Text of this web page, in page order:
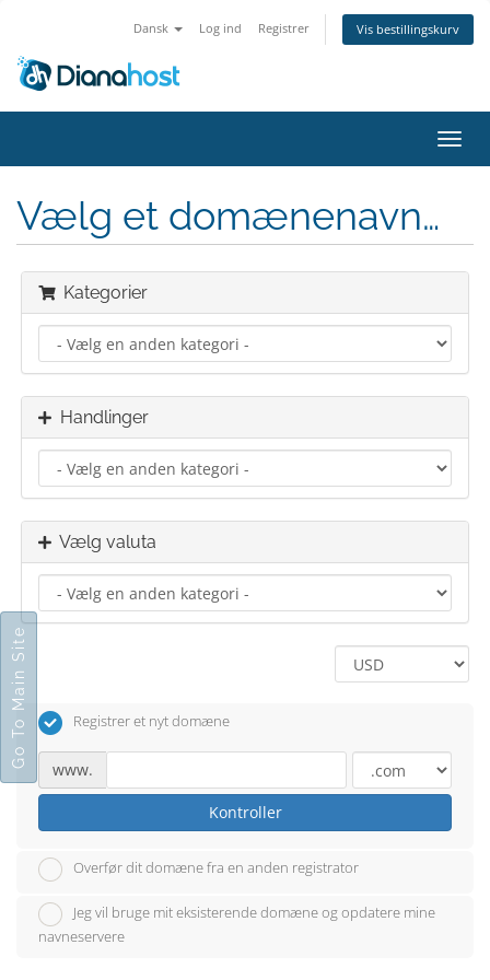
Dansk Log ind Registrer Vis bestillingskurv
Skift
Vælg et domænenavn…
Kategorier
Handlinger
Vælg valuta
Registrer et nyt domæne
www.
Kontroller
Overfør dit domæne fra en anden registrator
Jeg vil bruge mit eksisterende domæne og opdatere mine
navneservere
Go To Main Site